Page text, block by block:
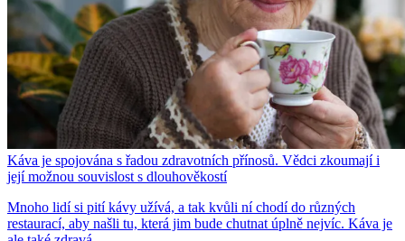
Káva je spojována s řadou zdravotních přínosů. Vědci zkoumají i
její možnou souvislost s dlouhověkostí
Mnoho lidí si pití kávy užívá, a tak kvůli ní chodí do různých
restaurací, aby našli tu, která jim bude chutnat úplně nejvíc. Káva je